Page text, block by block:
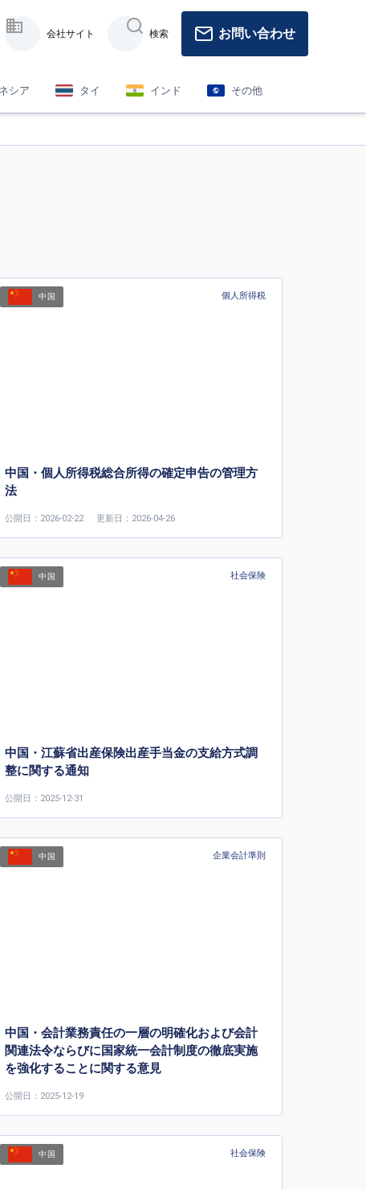
会社サイト 検索 お問い合わせ
シア タイ インド その他
中国 個人所得税
中国・個人所得税総合所得の確定申告の管理方
法
公開日：2026-02-22 更新日：2026-04-26
中国 社会保険
中国・江蘇省出産保険出産手当金の支給方式調
整に関する通知
公開日：2025-12-31
中国 企業会計準則
中国・会計業務責任の一層の明確化および会計
関連法令ならびに国家統一会計制度の徹底実施
を強化することに関する意見
公開日：2025-12-19
中国 社会保険